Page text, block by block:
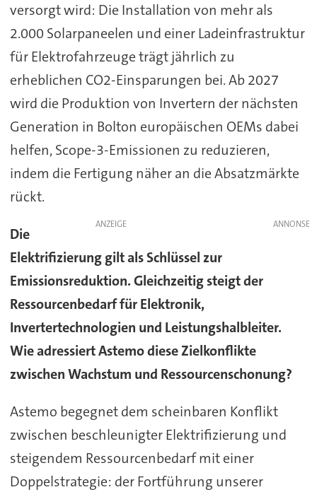
versorgt wird: Die Installation von mehr als
2.000 Solarpaneelen und einer Ladeinfrastruktur
für Elektrofahrzeuge trägt jährlich zu
erheblichen CO2-Einsparungen bei. Ab 2027
wird die Produktion von Invertern der nächsten
Generation in Bolton europäischen OEMs dabei
helfen, Scope-3-Emissionen zu reduzieren,
indem die Fertigung näher an die Absatzmärkte
rückt.
ANZEIGE
Die
Elektrifizierung gilt als Schlüssel zur
Emissionsreduktion. Gleichzeitig steigt der
Ressourcenbedarf für Elektronik,
Invertertechnologien und Leistungshalbleiter.
Wie adressiert Astemo diese Zielkonflikte
zwischen Wachstum und Ressourcenschonung?
Astemo begegnet dem scheinbaren Konflikt
zwischen beschleunigter Elektrifizierung und
steigendem Ressourcenbedarf mit einer
Doppelstrategie: der Fortführung unserer